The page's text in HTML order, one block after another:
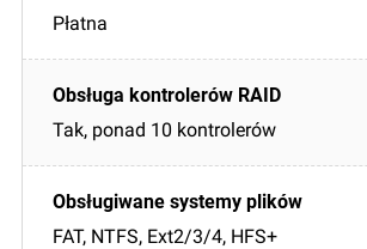
Płatna
Tak, ponad 10 kontrolerów
FAT, NTFS, Ext2/3/4, HFS+